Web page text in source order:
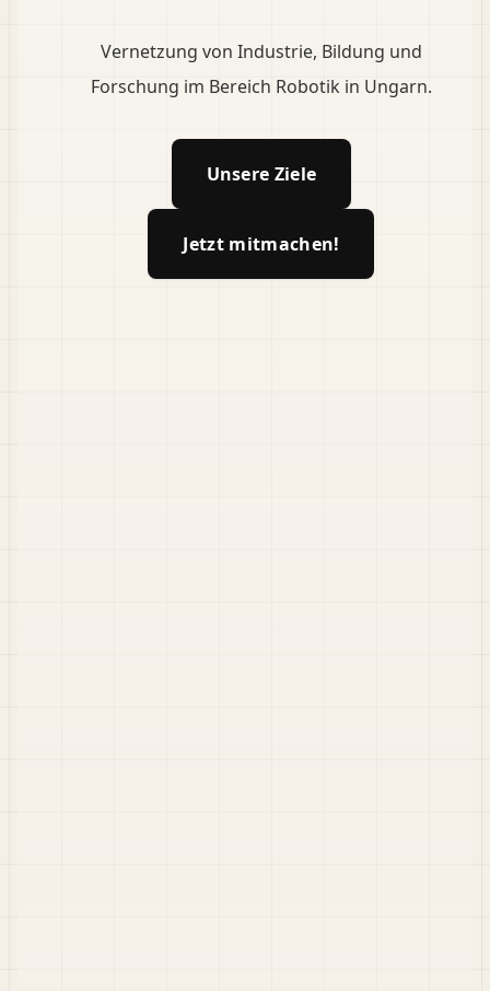
Vernetzung von Industrie, Bildung und
Forschung im Bereich Robotik in Ungarn.
Unsere Ziele
Jetzt mitmachen!